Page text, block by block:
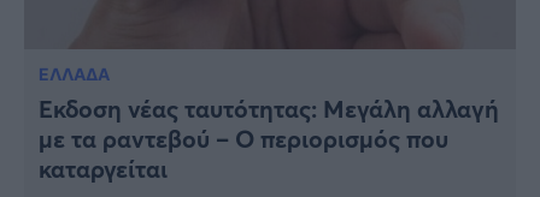
ΕΛΛΑΔΑ
Έκδοση νέας ταυτότητας: Μεγάλη αλλαγή
με τα ραντεβού – Ο περιορισμός που
καταργείται